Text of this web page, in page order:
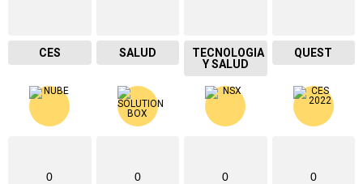
CES SALUD
TECNOLOGIA
Y SALUD
QUEST
0 0 0 0